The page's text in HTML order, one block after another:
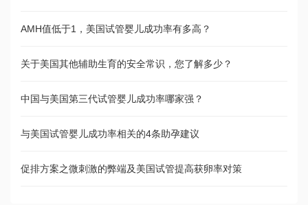
AMH值低于1，美国试管婴儿成功率有多高？
关于美国其他辅助生育的安全常识，您了解多少？
中国与美国第三代试管婴儿成功率哪家强？
与美国试管婴儿成功率相关的4条助孕建议
促排方案之微刺激的弊端及美国试管提高获卵率对策